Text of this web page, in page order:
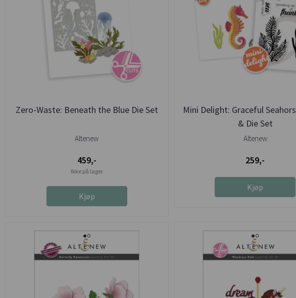
Zero-Waste: Beneath the Blue Die Set
Altenew
459,-
Ikke på lager
Kjøp
Mini Delight: Graceful
& Die Set
Altenew
259,-
Kjøp